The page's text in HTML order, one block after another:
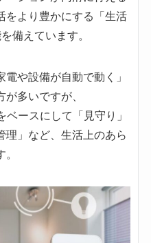
をより豊かにする「生活
備えています。
や設備が自動で動く」
多いですが、
ースにして「見守り」
理」など、生活上のあら